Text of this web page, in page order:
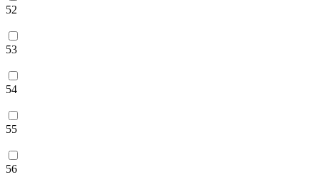
52
53
54
55
56